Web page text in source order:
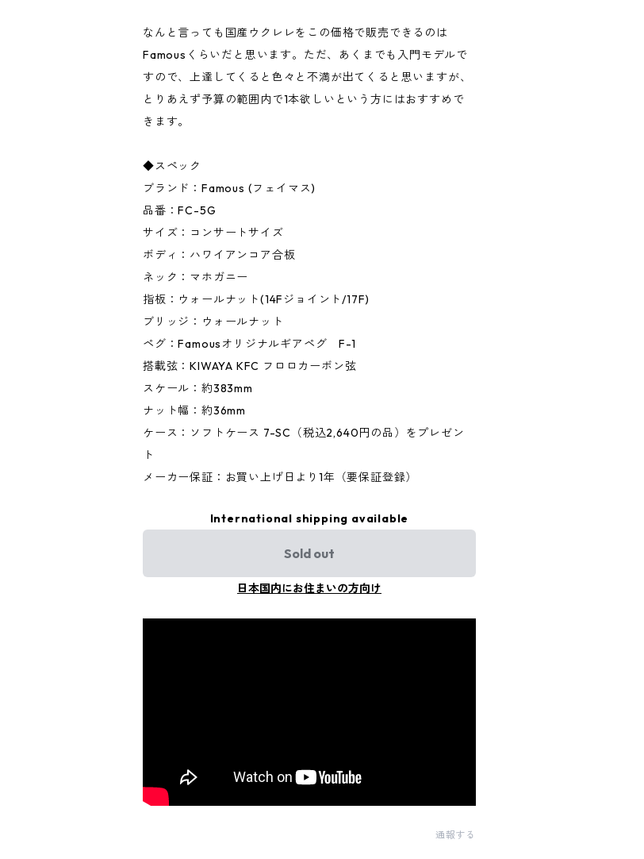
なんと言っても国産ウクレレをこの価格で販売できるのは
Famousくらいだと思います。ただ、あくまでも入門モデルで
すので、上達してくると色々と不満が出てくると思いますが、
とりあえず予算の範囲内で1本欲しいという方にはおすすめで
きます。
◆スペック
ブランド：Famous (フェイマス)
品番：FC-5G
サイズ：コンサートサイズ
ボディ：ハワイアンコア合板
ネック：マホガニー
指板：ウォールナット(14Fジョイント/17F)
ブリッジ：ウォールナット
ペグ：Famousオリジナルギアペグ F-1
搭載弦：KIWAYA KFC フロロカーボン弦
スケール：約383mm
ナット幅：約36mm
ケース：ソフトケース 7-SC（税込2,640円の品）をプレゼン
ト
メーカー保証：お買い上げ日より1年（要保証登録）
International shipping available
Sold out
日本国内にお住まいの方向け
通報する